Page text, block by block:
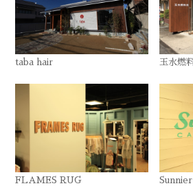
taba hair 玉水燃
FLAMES RUG